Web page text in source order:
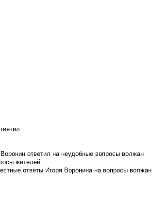
ответил на неудобные вопросы волжан
жителей
ответы Игоря Воронина на вопросы волжан